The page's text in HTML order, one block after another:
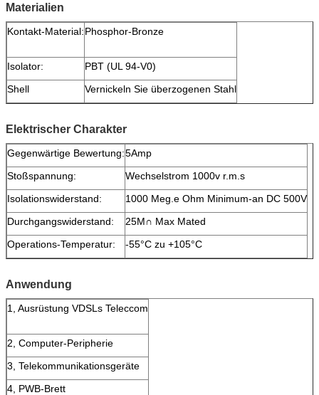
Materialien
Kontakt-Material:Phosphor-Bronze
Isolator:
PBT (UL 94-V0)
Shell
Vernickeln Sie überzogenen Stahl
Elektrischer Charakter
Gegenwärtige Bewertung:5Amp
Stoßspannung:
Wechselstrom 1000v r.m.s
Isolationswiderstand:
1000 Meg.e Ohm Minimum-an DC 500V
Durchgangswiderstand:
25M∩ Max Mated
Operations-Temperatur:
-55°C zu +105°C
Anwendung
1, Ausrüstung VDSLs Teleccom
2, Computer-Peripherie
3, Telekommunikationsgeräte
4, PWB-Brett